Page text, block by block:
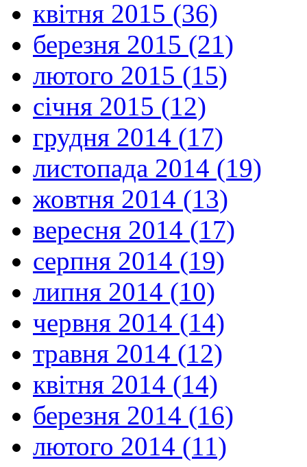
квітня 2015 (36)
березня 2015 (21)
лютого 2015 (15)
січня 2015 (12)
грудня 2014 (17)
листопада 2014 (19)
жовтня 2014 (13)
вересня 2014 (17)
серпня 2014 (19)
липня 2014 (10)
червня 2014 (14)
травня 2014 (12)
квітня 2014 (14)
березня 2014 (16)
лютого 2014 (11)